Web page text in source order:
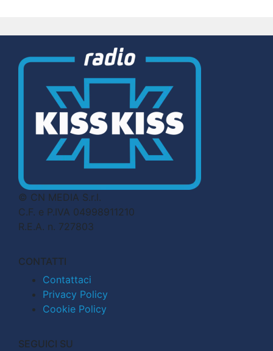
© CN MEDIA S.r.l.
C.F. e P.IVA 04998911210
R.E.A. n. 727803
CONTATTI
Contattaci
Privacy Policy
Cookie Policy
SEGUICI SU